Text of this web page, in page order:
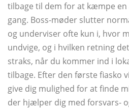
tilbage til dem for at kæmpe
gang. Boss-møder slutter
og underviser ofte kun i, hvor
undvige, og i hvilken retning
straks, når du kommer ind i
tilbage. Efter den første fiasko
give dig mulighed for at finde
der hjælper dig med forsvars-